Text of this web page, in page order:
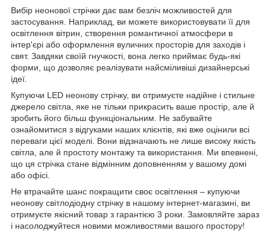
Вибір неонової стрічки дає вам безліч можливостей для
застосування. Наприклад, ви можете використовувати її для
освітлення вітрин, створення романтичної атмосфери в
інтер'єрі або оформлення вуличних просторів для заходів і
свят. Завдяки своїй гнучкості, вона легко приймає будь-які
форми, що дозволяє реалізувати найсміливіші дизайнерські
ідеї.
Купуючи LED неонову стрічку, ви отримуєте надійне і стильне
джерело світла, яке не тільки прикрасить ваше простір, але й
зробить його більш функціональним. Не забувайте
ознайомитися з відгуками наших клієнтів, які вже оцінили всі
переваги цієї моделі. Вони відзначають не лише високу якість
світла, але й простоту монтажу та використання. Ми впевнені,
що ця стрічка стане відмінним доповненням у вашому домі
або офісі.
Не втрачайте шанс покращити своє освітлення – купуючи
неонову світлодіодну стрічку в нашому інтернет-магазині, ви
отримуєте якісний товар з гарантією 3 роки. Замовляйте зараз
і насолоджуйтеся новими можливостями вашого простору!